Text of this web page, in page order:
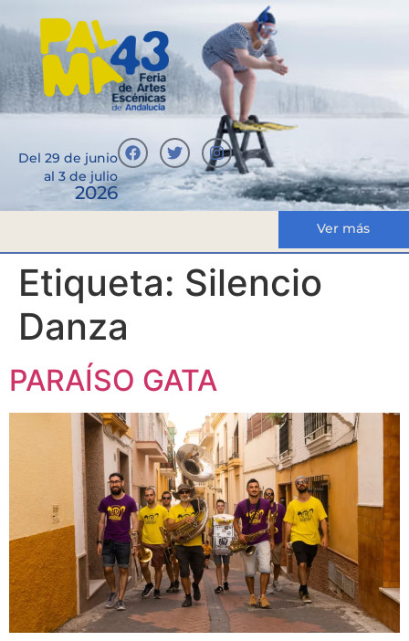
Del 29 de junio
al 3 de julio
2026
Ver más
Etiqueta: Silencio
Danza
PARAÍSO GATA